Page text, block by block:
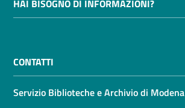
HAI BISOGNO DI INFORMAZIONI?
CONTATTI
Servizio Biblioteche e Archivio di Modena